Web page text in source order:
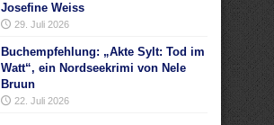
Josefine Weiss
29. Juli 2026
Buchempfehlung: „Akte Sylt: Tod im
Watt“, ein Nordseekrimi von Nele
Bruun
22. Juli 2026